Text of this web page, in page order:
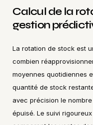
Calcul de la
gestion
La rotation de stock est
combien
moyennes quotidiennes
quantité de stock
avec précision le
épuisé. Le suivi